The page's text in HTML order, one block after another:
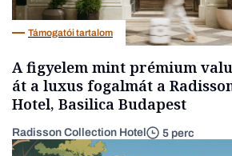
Támogatói tartalom
A figyelem mint prémium
át a luxus fogalmát a
Hotel, Basilica Budapest
Radisson Collection Hotel 5 perc